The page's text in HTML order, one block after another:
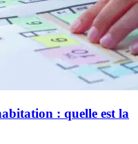
: quelle est la